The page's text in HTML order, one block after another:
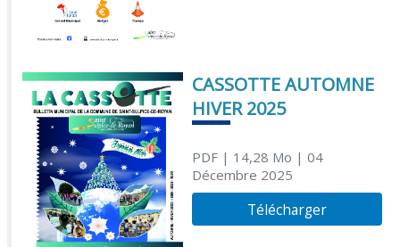
CASSOTTE AUTOMNE
HIVER 2025
PDF| 14,28 Mo | 04
Décembre 2025
Télécharger